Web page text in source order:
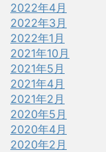
2022年4月
2022年3月
2022年1月
2021年10月
2021年5月
2021年4月
2021年2月
2020年5月
2020年4月
2020年2月